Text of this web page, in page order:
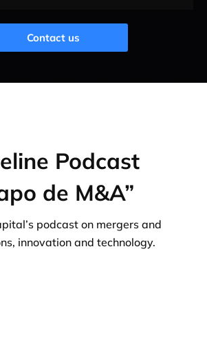
Contact us
Podcast
de M&A”
podcast on mergers and
innovation and technology.